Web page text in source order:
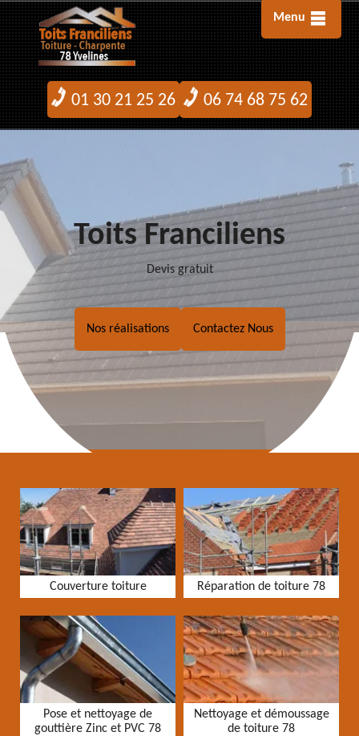
Menu
01 30 21 25 26 06 74 68 75 62
Toits Franciliens
Devis gratuit
Nos réalisations Contactez Nous
Couverture toiture Réparation de toiture 78
Pose et nettoyage de
gouttière Zinc et PVC 78
Nettoyage et démoussage
de toiture 78